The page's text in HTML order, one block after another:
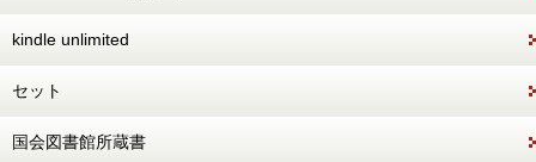
kindle unlimited
セット
国会図書館所蔵書